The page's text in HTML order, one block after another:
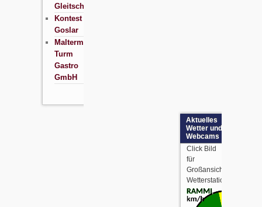
Gleitschirmschule
Kontest
Goslar
Maltermeister
Turm
Gastro
GmbH
Aktuelles
Wetter und
Webcams
Click Bild
für
Großansicht
Wetterstationdaten: